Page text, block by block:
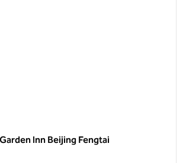
Inn Beijing Fengtai